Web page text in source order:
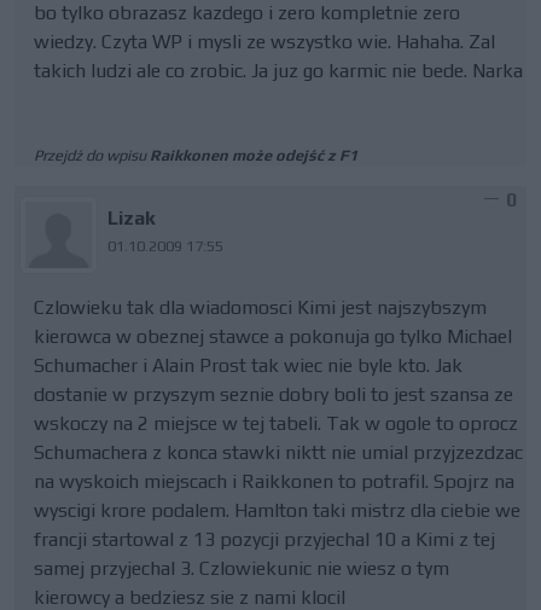
bo tylko obrazasz kazdego i zero kompletnie zero
wiedzy. Czyta WP i mysli ze wszystko wie. Hahaha. Zal
takich ludzi ale co zrobic. Ja juz go karmic nie bede. Narka
Przejdź do wpisu Raikkonen może odejść z F1
Lizak
01.10.2009 17:55
0
Czlowieku tak dla wiadomosci Kimi jest najszybszym
kierowca w obeznej stawce a pokonuja go tylko Michael
Schumacher i Alain Prost tak wiec nie byle kto. Jak
dostanie w przyszym seznie dobry boli to jest szansa ze
wskoczy na 2 miejsce w tej tabeli. Tak w ogole to oprocz
Schumachera z konca stawki niktt nie umial przyjzezdzac
na wyskoich miejscach i Raikkonen to potrafil. Spojrz na
wyscigi krore podalem. Hamlton taki mistrz dla ciebie we
francji startowal z 13 pozycji przyjechal 10 a Kimi z tej
samej przyjechal 3. Czlowiekunic nie wiesz o tym
kierowcy a bedziesz sie z nami klocil